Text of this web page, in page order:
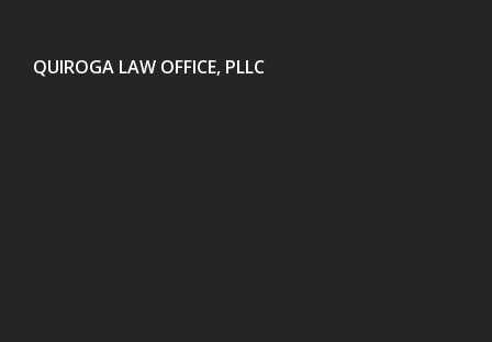
QUIROGA LAW OFFICE, PLLC